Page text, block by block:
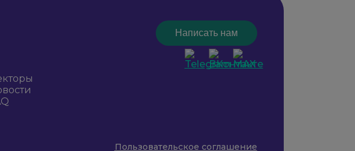
Написать нам
Пользовательское соглашение